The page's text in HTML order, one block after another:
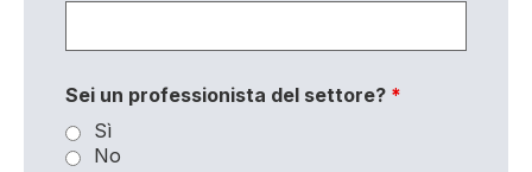
Sei un professionista del settore? *
Sì
No